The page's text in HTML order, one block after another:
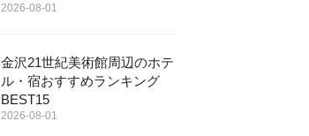
2026-08-01
金沢21世紀美術館周辺のホテ
ル・宿おすすめランキング
BEST15
2026-08-01